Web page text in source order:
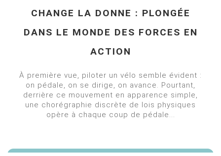
CHANGE LA DONNE : PLONGÉE
DANS LE MONDE DES FORCES EN
ACTION
À première vue, piloter un vélo semble évident :
on pédale, on se dirige, on avance. Pourtant,
derrière ce mouvement en apparence simple,
une chorégraphie discrète de lois physiques
opère à chaque coup de pédale...